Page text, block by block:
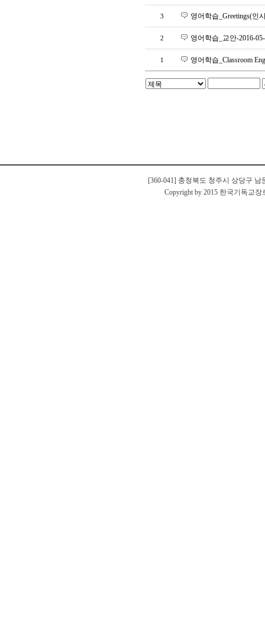
3 영어학습_Greetings(인
2 영어학습_교안-2016-
1 영어학습_Classroom
[360-041] 충청북도 청주시 상당구
Copyright by 2015 한국기독교장